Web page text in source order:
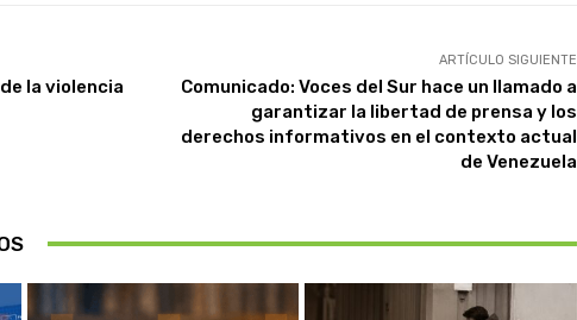
la violencia
ARTÍCULO SIGUIENTE
Comunicado: Voces del Sur hace un llamado a
garantizar la libertad de prensa y los
derechos informativos en el contexto actual
de Venezuela